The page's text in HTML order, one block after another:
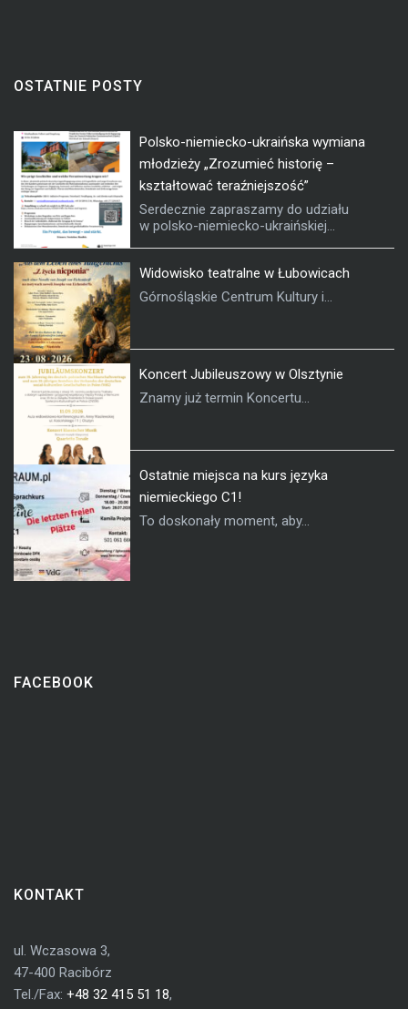
OSTATNIE POSTY
Polsko-niemiecko-ukraińska wymiana
młodzieży „Zrozumieć historię –
kształtować teraźniejszość”
Serdecznie zapraszamy do udziału
w polsko-niemiecko-ukraińskiej...
Widowisko teatralne w Łubowicach
Górnośląskie Centrum Kultury i...
Koncert Jubileuszowy w Olsztynie
Znamy już termin Koncertu...
Ostatnie miejsca na kurs języka
niemieckiego C1!
To doskonały moment, aby...
FACEBOOK
KONTAKT
ul. Wczasowa 3,
47-400 Racibórz
Tel./Fax: +48 32 415 51 18,